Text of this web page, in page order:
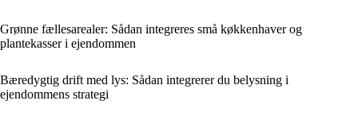
Grønne fællesarealer: Sådan integreres små køkkenhaver og
plantekasser i ejendommen
Bæredygtig drift med lys: Sådan integrerer du belysning i
ejendommens strategi